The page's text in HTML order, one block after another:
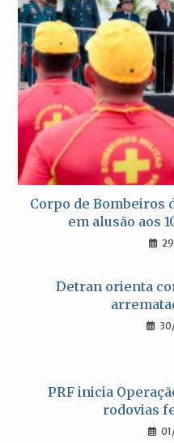
Corpo de Bombeiros
em alusão aos
Detran orienta
PRF inicia
rodovias